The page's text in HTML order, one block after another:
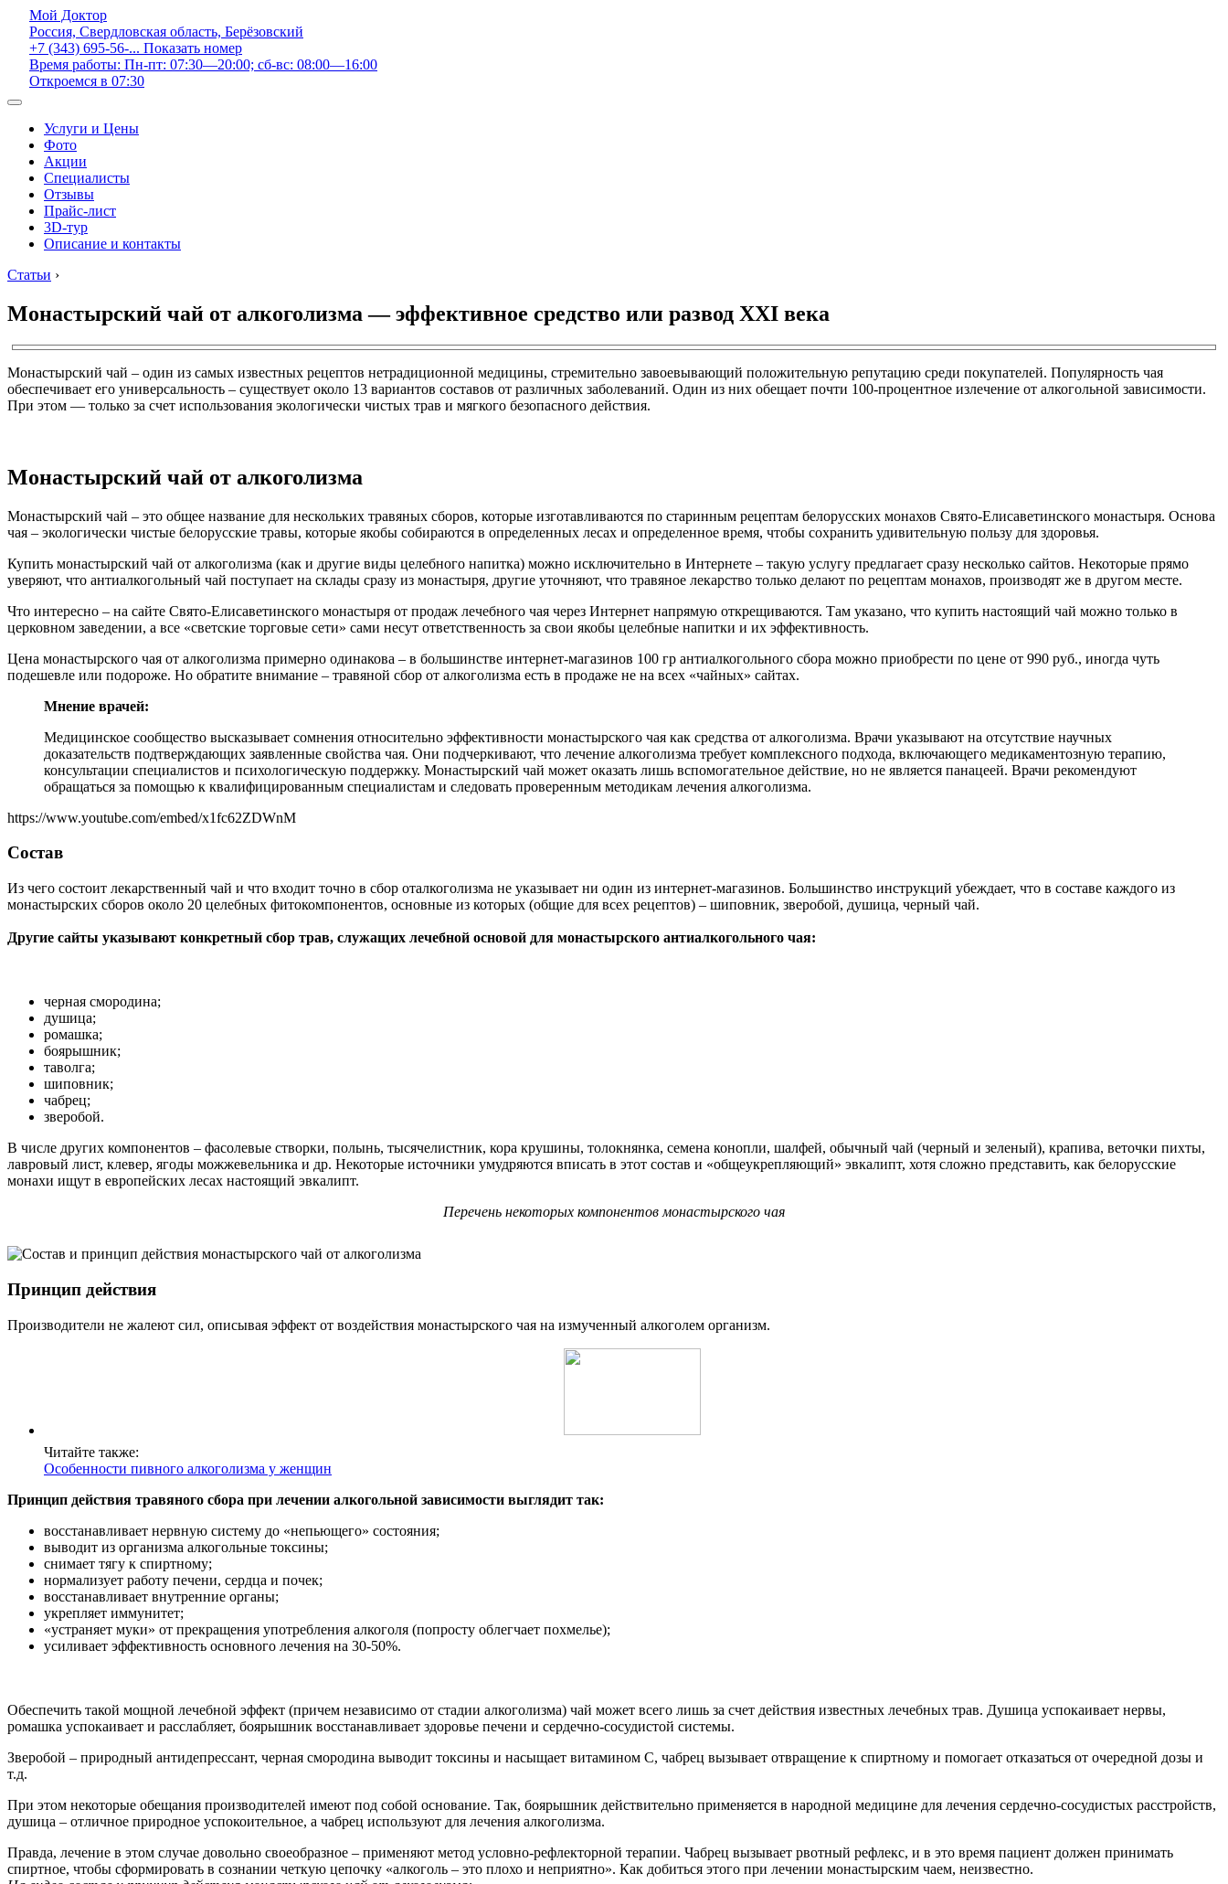
Мой Доктор
Россия, Свердловская область, Берёзовский
+7 (343) 695-56-... Показать номер
Время работы: Пн-пт: 07:30—20:00; сб-вс: 08:00—16:00
Откроемся в 07:30
Услуги и Цены
Фото
Акции
Специалисты
Отзывы
Прайс-лист
3D-тур
Описание и контакты
Статьи ›
Монастырский чай от алкоголизма — эффективное средство или развод XXI века
Монастырский чай – один из самых известных рецептов нетрадиционной медицины, стремительно завоевывающий положительную репутацию среди покупателей. Популярность чая
обеспечивает его универсальность – существует около 13 вариантов составов от различных заболеваний. Один из них обещает почти 100-процентное излечение от алкогольной зависимости.
При этом — только за счет использования экологически чистых трав и мягкого безопасного действия.
Монастырский чай от алкоголизма
Монастырский чай – это общее название для нескольких травяных сборов, которые изготавливаются по старинным рецептам белорусских монахов Свято-Елисаветинского монастыря. Основа
чая – экологически чистые белорусские травы, которые якобы собираются в определенных лесах и определенное время, чтобы сохранить удивительную пользу для здоровья.
Купить монастырский чай от алкоголизма (как и другие виды целебного напитка) можно исключительно в Интернете – такую услугу предлагает сразу несколько сайтов. Некоторые прямо
уверяют, что антиалкогольный чай поступает на склады сразу из монастыря, другие уточняют, что травяное лекарство только делают по рецептам монахов, производят же в другом месте.
Что интересно – на сайте Свято-Елисаветинского монастыря от продаж лечебного чая через Интернет напрямую открещиваются. Там указано, что купить настоящий чай можно только в
церковном заведении, а все «светские торговые сети» сами несут ответственность за свои якобы целебные напитки и их эффективность.
Цена монастырского чая от алкоголизма примерно одинакова – в большинстве интернет-магазинов 100 гр антиалкогольного сбора можно приобрести по цене от 990 руб., иногда чуть
подешевле или подороже. Но обратите внимание – травяной сбор от алкоголизма есть в продаже не на всех «чайных» сайтах.
Мнение врачей:
Медицинское сообщество высказывает сомнения относительно эффективности монастырского чая как средства от алкоголизма. Врачи указывают на отсутствие научных
доказательств подтверждающих заявленные свойства чая. Они подчеркивают, что лечение алкоголизма требует комплексного подхода, включающего медикаментозную терапию,
консультации специалистов и психологическую поддержку. Монастырский чай может оказать лишь вспомогательное действие, но не является панацеей. Врачи рекомендуют
обращаться за помощью к квалифицированным специалистам и следовать проверенным методикам лечения алкоголизма.
https://www.youtube.com/embed/x1fc62ZDWnM
Состав
Из чего состоит лекарственный чай и что входит точно в сбор оталкоголизма не указывает ни один из интернет-магазинов. Большинство инструкций убеждает, что в составе каждого из
монастырских сборов около 20 целебных фитокомпонентов, основные из которых (общие для всех рецептов) – шиповник, зверобой, душица, черный чай.
Другие сайты указывают конкретный сбор трав, служащих лечебной основой для монастырского антиалкогольного чая:
черная смородина;
душица;
ромашка;
боярышник;
таволга;
шиповник;
чабрец;
зверобой.
В числе других компонентов – фасолевые створки, полынь, тысячелистник, кора крушины, толокнянка, семена конопли, шалфей, обычный чай (черный и зеленый), крапива, веточки пихты,
лавровый лист, клевер, ягоды можжевельника и др. Некоторые источники умудряются вписать в этот состав и «общеукрепляющий» эвкалипт, хотя сложно представить, как белорусские
монахи ищут в европейских лесах настоящий эвкалипт.
Перечень некоторых компонентов монастырского чая
Принцип действия
Производители не жалеют сил, описывая эффект от воздействия монастырского чая на измученный алкоголем организм.
Читайте также:
Особенности пивного алкоголизма у женщин
Принцип действия травяного сбора при лечении алкогольной зависимости выглядит так:
восстанавливает нервную систему до «непьющего» состояния;
выводит из организма алкогольные токсины;
снимает тягу к спиртному;
нормализует работу печени, сердца и почек;
восстанавливает внутренние органы;
укрепляет иммунитет;
«устраняет муки» от прекращения употребления алкоголя (попросту облегчает похмелье);
усиливает эффективность основного лечения на 30-50%.
Обеспечить такой мощной лечебной эффект (причем независимо от стадии алкоголизма) чай может всего лишь за счет действия известных лечебных трав. Душица успокаивает нервы,
ромашка успокаивает и расслабляет, боярышник восстанавливает здоровье печени и сердечно-сосудистой системы.
Зверобой – природный антидепрессант, черная смородина выводит токсины и насыщает витамином С, чабрец вызывает отвращение к спиртному и помогает отказаться от очередной дозы и
т.д.
При этом некоторые обещания производителей имеют под собой основание. Так, боярышник действительно применяется в народной медицине для лечения сердечно-сосудистых расстройств,
душица – отличное природное успокоительное, а чабрец используют для лечения алкоголизма.
Правда, лечение в этом случае довольно своеобразное – применяют метод условно-рефлекторной терапии. Чабрец вызывает рвотный рефлекс, и в это время пациент должен принимать
спиртное, чтобы сформировать в сознании четкую цепочку «алкоголь – это плохо и неприятно». Как добиться этого при лечении монастырским чаем, неизвестно.